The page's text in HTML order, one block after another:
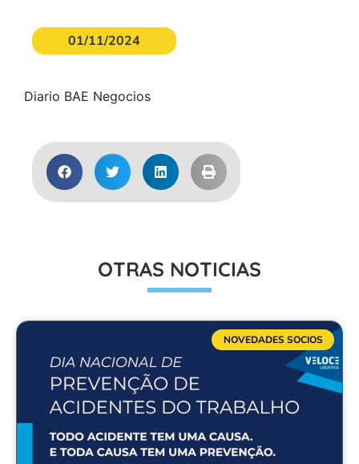
01/11/2024
Diario BAE Negocios
OTRAS NOTICIAS
NOVEDADES SOCIOS